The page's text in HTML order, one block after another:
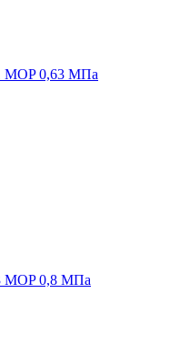
MOP 0,63 МПа
MOP 0,8 МПа